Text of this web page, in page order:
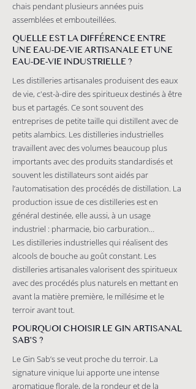
chais pendant plusieurs années puis
assemblées et embouteillées.
QUELLE EST LA DIFFÉRENCE ENTRE
UNE EAU-DE-VIE ARTISANALE ET UNE
EAU-DE-VIE INDUSTRIELLE ?
Les distilleries artisanales produisent des eaux
de vie, c'est-à-dire des spiritueux destinés à être
bus et partagés. Ce sont souvent des
entreprises de petite taille qui distillent avec de
petits alambics. Les distilleries industrielles
travaillent avec des volumes beaucoup plus
importants avec des produits standardisés et
souvent les distillateurs sont aidés par
l’automatisation des procédés de distillation. La
production issue de ces distilleries est en
général destinée, elle aussi, à un usage
industriel : pharmacie, bio carburation…
Les distilleries industrielles qui réalisent des
alcools de bouche au goût constant. Les
distilleries artisanales valorisent des spiritueux
avec des procédés plus naturels en mettant en
avant la matière première, le millésime et le
terroir avant tout.
POURQUOI CHOISIR LE GIN ARTISANAL
SAB'S ?
Le Gin Sab’s se veut proche du terroir. La
signature vinique lui apporte une intense
aromatique florale, de la rondeur et de la